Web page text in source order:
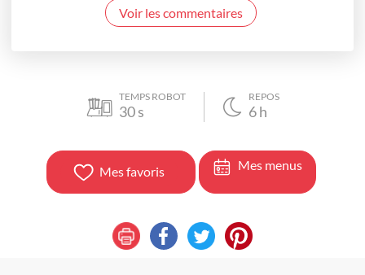
Voir les commentaires
TEMPS ROBOT
30s
REPOS
6h
Mes favoris Mes menus